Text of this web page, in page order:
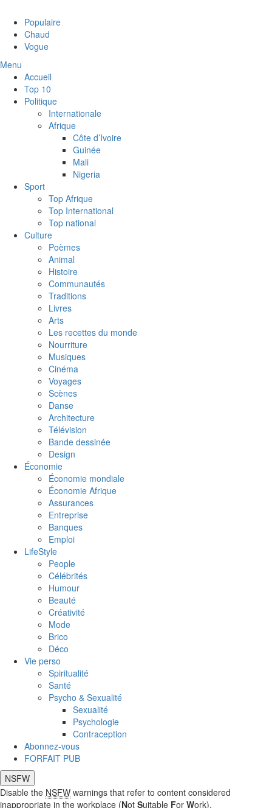
Populaire
Chaud
Vogue
Menu
Accueil
Top 10
Politique
Internationale
Afrique
Côte d’Ivoire
Guinée
Mali
Nigeria
Sport
Top Afrique
Top International
Top national
Culture
Poèmes
Animal
Histoire
Communautés
Traditions
Livres
Arts
Les recettes du monde
Nourriture
Musiques
Cinéma
Voyages
Scènes
Danse
Architecture
Télévision
Bande dessinée
Design
Économie
Économie mondiale
Économie Afrique
Assurances
Entreprise
Banques
Emploi
LifeStyle
People
Célébrités
Humour
Beauté
Créativité
Mode
Brico
Déco
Vie perso
Spiritualité
Santé
Psycho & Sexualité
Sexualité
Psychologie
Contraception
Abonnez-vous
FORFAIT PUB
NSFW
Disable the NSFW warnings that refer to content considered
inappropriate in the workplace (Not Suitable For Work).